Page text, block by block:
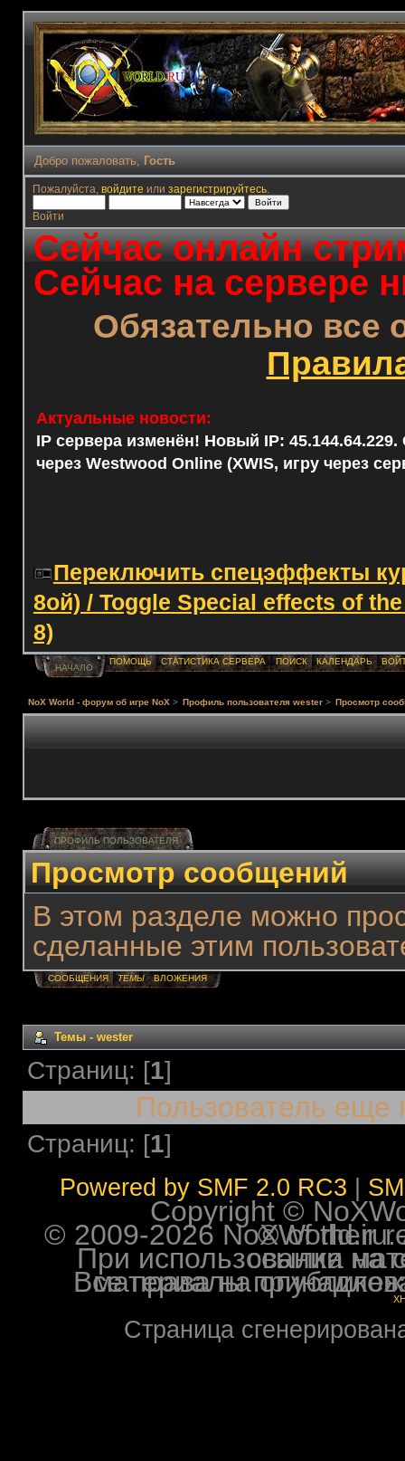
Добро пожаловать, Гость
Пожалуйста, войдите или зарегистрируйтесь.
Войти
Сейчас онлайн
Сейчас на сервере
Обязательно все
Актуальные новости:
IP сервера изменён! Новый IP: 45.144.64.229.
через Westwood Online (XWIS, игру через
Переключить спецэффекты
8ой) / Toggle Special effects of
8)
НАЧАЛО
ПОМОЩЬ СТАТИСТИКА СЕРВЕРА ПОИСК КАЛЕНДАРЬ
NoX World - форум об игре NoX > Профиль пользователя wester > Просмотр
ПРОФИЛЬ ПОЛЬЗОВАТЕЛЯ
Просмотр сообщений
В этом разделе можно
сделанные этим
СООБЩЕНИЯ ТЕМЫ ВЛОЖЕНИЯ
Темы - wester
Страниц: [1]
Пользователь еще
Страниц: [1]
Powered by SMF 2.0 RC3
Copyright ©
© 2009-2026 NoXWorld.ru. All
При использовании
Все права на опубликованные на форуме
Страница